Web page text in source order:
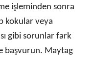
işleminden sonra
kokular veya
gibi sorunlar fark
başvurun. Maytag